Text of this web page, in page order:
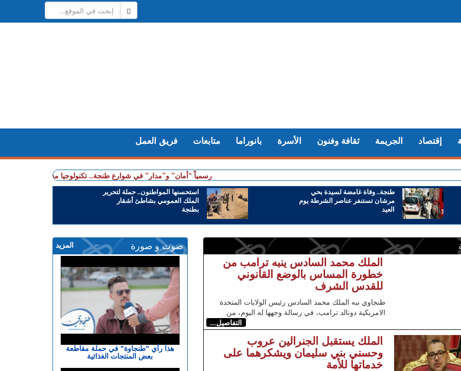
فريق العمل متابعات بانوراما الأسرة ثقافة وفنون الجريمة إقتصاد
+ رسمياً “أمان” و”مدار” في شوارع طنجة.. تكنولوجيا مغربية متقدمة في خدمة
استحسنها المواطنون.. حملة لتحرير
الملك العمومي بشاطئ أشقار
بطنجة
طنجة.. وفاة غامضة لسيدة بحي
مرشان تستنفر عناصر الشرطة يوم
العيد
الملك محمد السادس ينبه ترامب من
خطورة المساس بالوضع القانوني
للقدس الشرف
طنجاوي نبه الملك محمد السادس رئيس الولايات المتحدة
الامريكية دونالد ترامب، في رسالة وجهها له اليوم، من
التفاصيل...
الملك يستقبل الجنرالين عروب
وحسني بني سليمان ويشكرهما على
خدماتها للأمة
المزيد صوت و صورة
هذا رأي "طنجاوة" في حملة مقاطعة
بعض المنتجات الغذائية